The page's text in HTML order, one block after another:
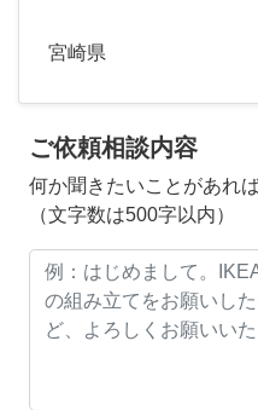
宮崎県
ご依頼相談内容
何か聞きたいことがあれ
（文字数は500字以内）